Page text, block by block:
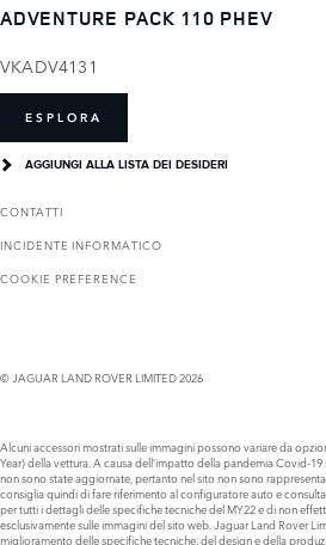
ADVENTURE PACK 110 PHEV
VKADV4131
ESPLORA
AGGIUNGI ALLA LISTA DEI DESIDERI
CONTATTI
INCIDENTE INFORMATICO
COOKIE PREFERENCE
© JAGUAR LAND ROVER LIMITED 2026
Alcuni accessori mostrati sulle immagini possono variare da
Year) della vettura. A causa dell’impatto della pandemia Covid-
non sono state aggiornate, pertanto nel sito non sono
consiglia quindi di fare riferimento al configuratore auto e
per tutti i dettagli delle specifiche tecniche del MY22 e di non
esclusivamente sulle immagini del sito web. Jaguar Land Rover
miglioramento delle specifiche tecniche, del design e della